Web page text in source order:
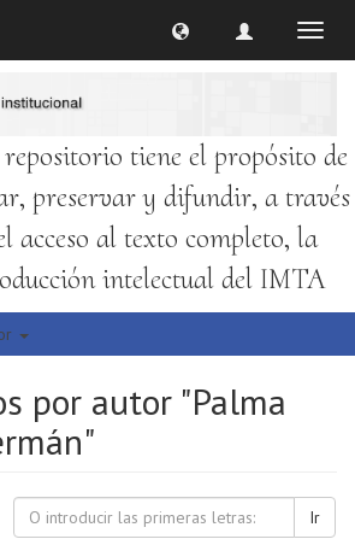
repositorio tiene el propósito de
preservar y difundir, a través
acceso al texto completo, la
intelectual del IMTA
por autor "Palma
Ir